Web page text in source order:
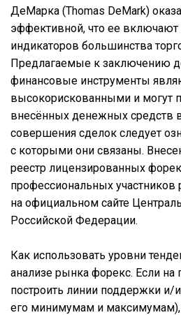
ДеМарка (Thomas DeMark)
эффективной, что ее включают
индикаторов большинства
Предлагаемые к заключению
финансовые инструменты
высокорискованными и могут
внесённых денежных средств
совершения сделок следует
с которыми они связаны.
реестр лицензированных
профессиональных
на официальном сайте
Российской Федерации.
Как использовать уровни
анализе рынка форекс. Если на
построить линии поддержки и/
его минимумам и максимумам),